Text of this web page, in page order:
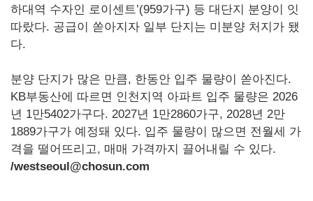
하대역 수자인 로이센트’(959가구) 등 대단지 분양이 잇
따랐다. 공급이 쏟아지자 일부 단지는 미분양 처지가 됐
다.
분양 단지가 많은 만큼, 한동안 입주 물량이 쏟아진다.
KB부동산에 따르면 인천지역 아파트 입주 물량은 2026
년 1만5402가구다. 2027년 1만2860가구, 2028년 2만
1889가구가 예정돼 있다. 입주 물량이 많으면 전월세 가
격을 떨어뜨리고, 매매 가격까지 끌어내릴 수 있다.
/westseoul@chosun.com